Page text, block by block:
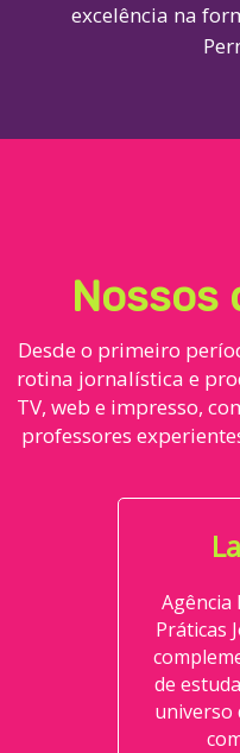
excelência na
Nossos
Desde o primeiro
rotina jornalística e
TV, web e impresso,
professores
Práticas
de
universo